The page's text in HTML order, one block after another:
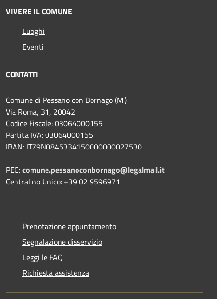
VIVERE IL COMUNE
Luoghi
Eventi
CONTATTI
Comune di Pessano con Bornago (MI)
Via Roma, 31, 20042
Codice Fiscale: 03064000155
Partita IVA: 03064000155
IBAN: IT79N0845334150000000027530
PEC:comune.pessanoconbornago@legalmail.it
Centralino Unico: +39 02 9596971
Prenotazione appuntamento
Segnalazione disservizio
Leggi le FAQ
Richiesta assistenza